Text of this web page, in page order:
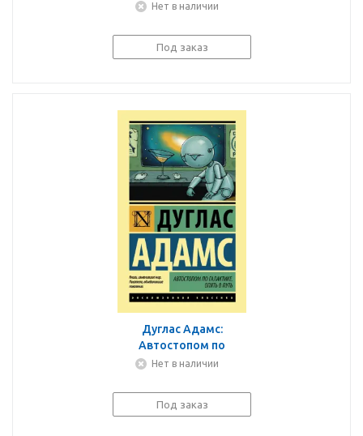
Нет в наличии
Под заказ
Дуглас Адамс:
Автостопом по
Галактике. Опять в путь
Нет в наличии
Под заказ